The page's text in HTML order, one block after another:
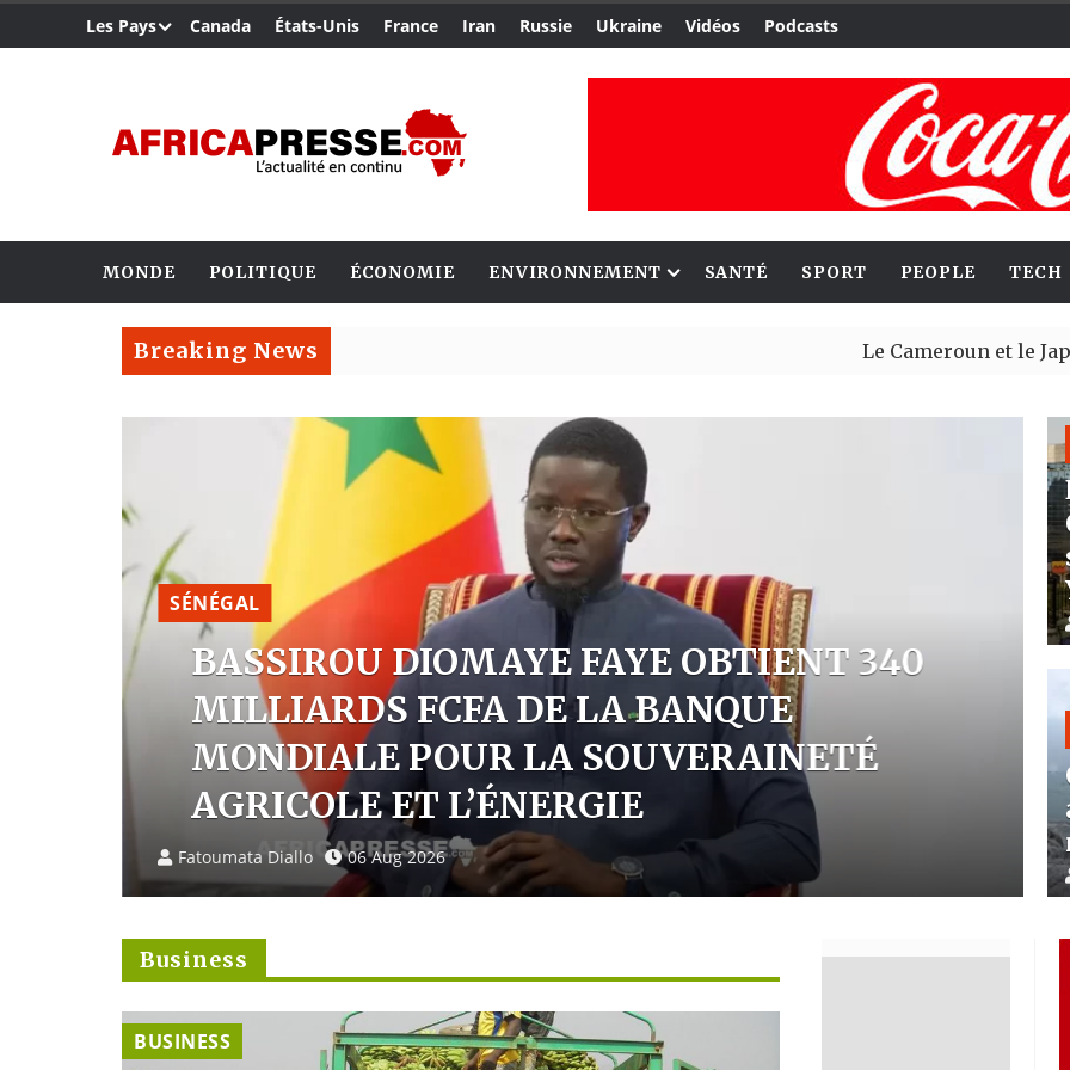
Les Pays Canada États-Unis France Iran Russie Ukraine Vidéos Podcasts
MONDE POLITIQUE ÉCONOMIE ENVIRONNEMENT SANTÉ SPORT PEOPLE TECH
Breaking News Le Cameroun et le Japon
SÉNÉGAL
BASSIROU DIOMAYE FAYE OBTIENT 340
MILLIARDS FCFA DE LA BANQUE
MONDIALE POUR LA SOUVERAINETÉ
AGRICOLE ET L’ÉNERGIE
Fatoumata Diallo 06 Aug 2026
Business
BUSINESS